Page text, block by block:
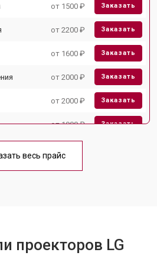
от 1500 ₽ Заказать
от 2200 ₽ Заказать
от 1600 ₽ Заказать
от 2000 ₽ Заказать
от 2000 ₽ Заказать
от 1900 ₽ Заказать
весь прайс
проекторов LG